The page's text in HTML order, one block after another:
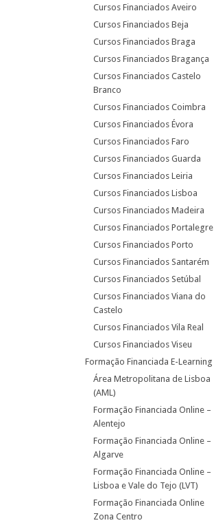
Cursos Financiados Aveiro
Cursos Financiados Beja
Cursos Financiados Braga
Cursos Financiados Bragança
Cursos Financiados Castelo
Branco
Cursos Financiados Coimbra
Cursos Financiados Évora
Cursos Financiados Faro
Cursos Financiados Guarda
Cursos Financiados Leiria
Cursos Financiados Lisboa
Cursos Financiados Madeira
Cursos Financiados Portalegre
Cursos Financiados Porto
Cursos Financiados Santarém
Cursos Financiados Setúbal
Cursos Financiados Viana do
Castelo
Cursos Financiados Vila Real
Cursos Financiados Viseu
Formação Financiada E-Learning
Área Metropolitana de Lisboa
(AML)
Formação Financiada Online –
Alentejo
Formação Financiada Online –
Algarve
Formação Financiada Online –
Lisboa e Vale do Tejo (LVT)
Formação Financiada Online
Zona Centro